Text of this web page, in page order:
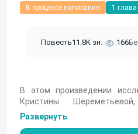
В процессе написания 1 глава
Повесть11.8K зн. 166
В этом произведении
Кристины
символом силы и стойкости.
подчеркивают важность
Развернуть